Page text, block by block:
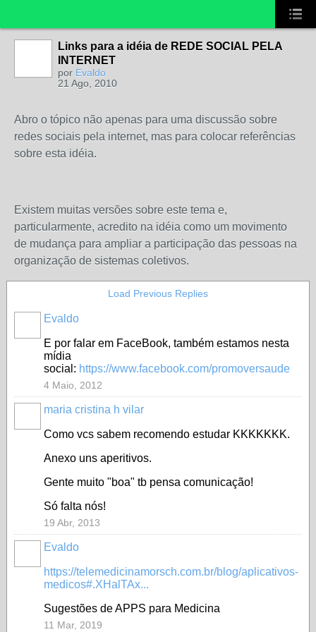
Links para a idéia de REDE SOCIAL PELA
INTERNET
por Evaldo
21 Ago, 2010
Abro o tópico não apenas para uma discussão sobre
redes sociais pela internet, mas para colocar referências
sobre esta idéia.
Existem muitas versões sobre este tema e,
particularmente, acredito na idéia como um movimento
de mudança para ampliar a participação das pessoas na
organização de sistemas coletivos.
Load Previous Replies
Evaldo
E por falar em FaceBook, também estamos nesta
mídia
social: https://www.facebook.com/promoversaude
4 Maio, 2012
maria cristina h vilar
Como vcs sabem recomendo estudar KKKKKKK.
Anexo uns aperitivos.
Gente muito "boa" tb pensa comunicação!
Só falta nós!
19 Abr, 2013
Evaldo
https://telemedicinamorsch.com.br/blog/aplicativos-
medicos#.XHalTAx...
Sugestões de APPS para Medicina
11 Mar, 2019